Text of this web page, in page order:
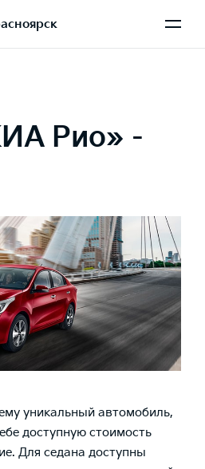
Рио» -
уникальный автомобиль,
доступную стоимость
Для седана доступны